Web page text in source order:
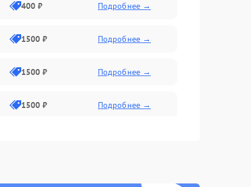
400 ₽ Подробнее →
1500 ₽ Подробнее →
1500 ₽ Подробнее →
1500 ₽ Подробнее →